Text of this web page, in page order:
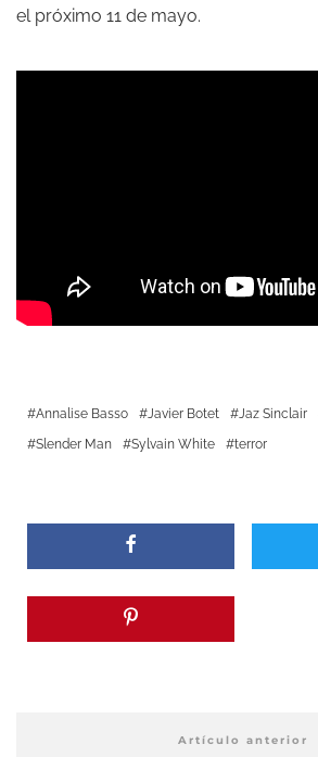
el próximo 11 de mayo.
Annalise Basso Javier Botet Jaz Sinclair
Slender Man
Sylvain White terror
Artículo anterior